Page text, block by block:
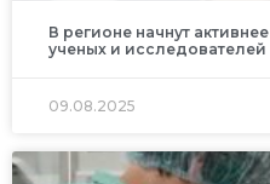
В регионе начнут
ученых и исследователей
09.08.2025